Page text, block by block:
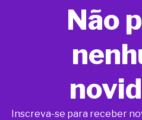
Não
Inscreva-se para receber